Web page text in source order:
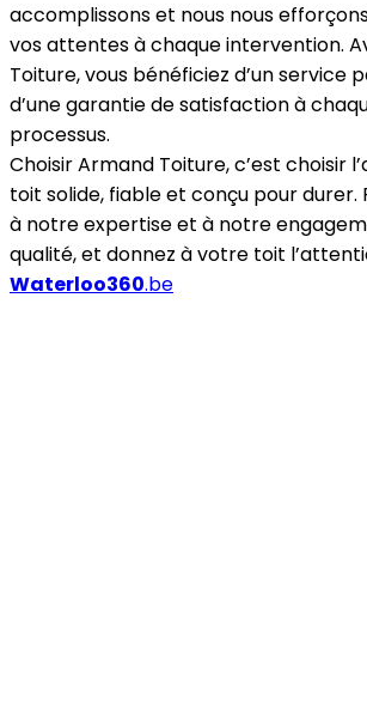
accomplissons et nous nous
vos attentes à chaque intervention.
Toiture, vous bénéficiez d’un service
d’une garantie de satisfaction à
processus.
Choisir Armand Toiture, c’est choisir
toit solide, fiable et conçu pour durer.
à notre expertise et à notre
qualité, et donnez à votre toit
Waterloo360.be